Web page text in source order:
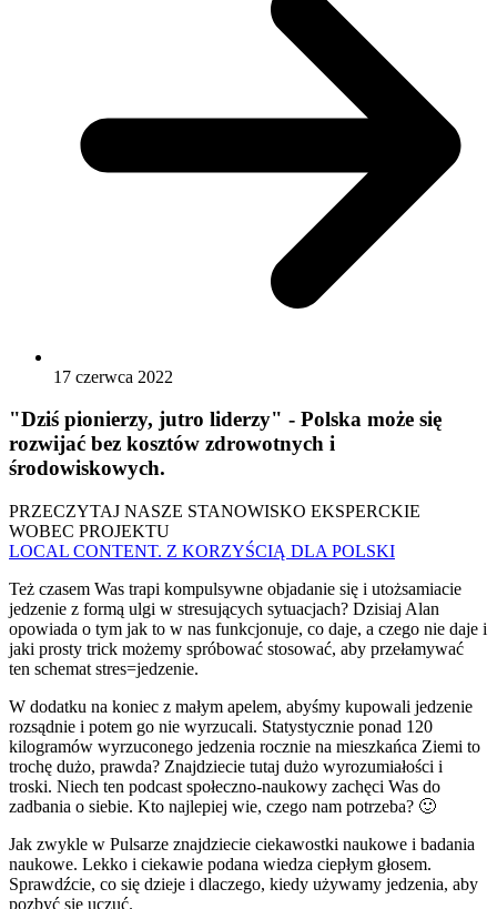
17 czerwca 2022
"Dziś pionierzy, jutro liderzy" - Polska może się
rozwijać bez kosztów zdrowotnych i
środowiskowych.
PRZECZYTAJ NASZE STANOWISKO EKSPERCKIE
WOBEC PROJEKTU
LOCAL CONTENT. Z KORZYŚCIĄ DLA POLSKI
Też czasem Was trapi kompulsywne objadanie się i utożsamiacie
jedzenie z formą ulgi w stresujących sytuacjach? Dzisiaj Alan
opowiada o tym jak to w nas funkcjonuje, co daje, a czego nie daje i
jaki prosty trick możemy spróbować stosować, aby przełamywać
ten schemat stres=jedzenie.
W dodatku na koniec z małym apelem, abyśmy kupowali jedzenie
rozsądnie i potem go nie wyrzucali. Statystycznie ponad 120
kilogramów wyrzuconego jedzenia rocznie na mieszkańca Ziemi to
trochę dużo, prawda? Znajdziecie tutaj dużo wyrozumiałości i
troski. Niech ten podcast społeczno-naukowy zachęci Was do
zadbania o siebie. Kto najlepiej wie, czego nam potrzeba? 🙂
Jak zwykle w Pulsarze znajdziecie ciekawostki naukowe i badania
naukowe. Lekko i ciekawie podana wiedza ciepłym głosem.
Sprawdźcie, co się dzieje i dlaczego, kiedy używamy jedzenia, aby
pozbyć się uczuć.